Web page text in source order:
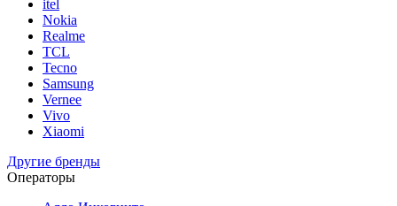
itel
Nokia
Realme
TCL
Tecno
Samsung
Vernee
Vivo
Xiaomi
Другие бренды
Операторы